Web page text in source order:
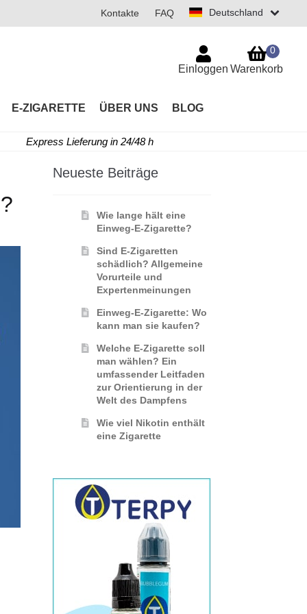
Deutschland
Kontakte FAQ
E-ZIGARETTE ÜBER UNS BLOG
Einloggen Warenkorb
0
Express Lieferung in 24/48 h
Neueste Beiträge
Wie lange hält eine
Einweg-E-Zigarette?
Sind E-Zigaretten
schädlich? Allgemeine
Vorurteile und
Expertenmeinungen
Einweg-E-Zigarette: Wo
kann man sie kaufen?
Welche E-Zigarette soll
man wählen? Ein
umfassender Leitfaden
zur Orientierung in der
Welt des Dampfens
Wie viel Nikotin enthält
eine Zigarette